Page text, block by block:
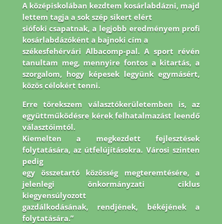
A középiskolában kezdtem kosárlabdázni, majd
lettem tagja a sok szép sikert elért
siófoki csapatnak, a legjobb eredményem profi
kosárlabdázóként a bajnoki cím a
székesfehérvári Albacomp-pal. A sport révén
tanultam meg, mennyire fontos a kitartás, a
szorgalom, hogy képesek legyünk egymásért,
közös célokért tenni.
Erre törekszem választókerületemben is, az
együttműködésre kérek felhatalmazást leendő
választóimtól.
Kiemelten a megkezdett fejlesztések
folytatására, az útfelújításokra. Városi szinten
pedig
egy összetartó közösség megteremtésére, a
jelenlegi önkormányzati ciklus
kiegyensúlyozott
gazdálkodásának, rendjének, békéjének a
folytatására.”